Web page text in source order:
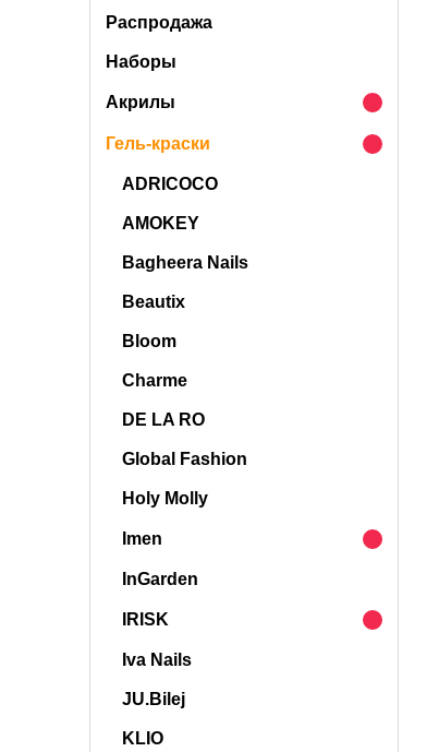
Распродажа
Наборы
Акрилы
Гель-краски
ADRICOCO
AMOKEY
Bagheera Nails
Beautix
Bloom
Charme
DE LA RO
Global Fashion
Holy Molly
Imen
InGarden
IRISK
Iva Nails
JU.Bilej
KLIO